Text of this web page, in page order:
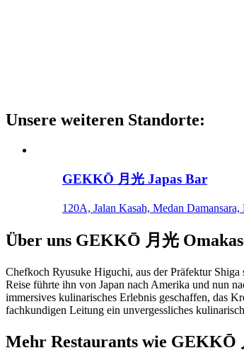
Unsere weiteren Standorte:
GEKKŌ 月光 Japas Bar
120A, Jalan Kasah, Medan Damansara,
Über uns GEKKŌ 月光
Chefkoch Ryusuke Higuchi, aus der Präfektur
Reise führte ihn von Japan nach Amerika und nun
immersives kulinarisches Erlebnis geschaffen, das
fachkundigen Leitung ein unvergessliches
Mehr Restaurants wie GEKKŌ